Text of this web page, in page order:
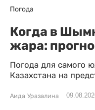
Погода
Когда в
жара:
Погода для самого
Казахстана на
Аида Уразалина